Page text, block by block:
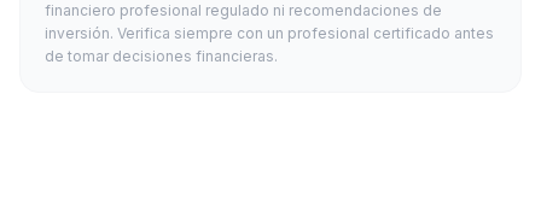
financiero profesional regulado ni recomendaciones de
inversión. Verifica siempre con un profesional certificado antes
de tomar decisiones financieras.